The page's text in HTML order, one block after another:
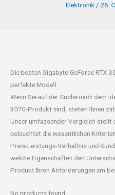
Elektronik / 26.
Die besten Gigabyte GeForce RTX
perfekte Modell
Wenn Sie auf der Suche nach dem
3070-Produkt sind, stehen Ihnen
Unser umfassender Vergleich stellt
beleuchtet die wesentlichen
Preis-Leistungs-Verhältnis und
welche Eigenschaften den
Produkt Ihren Anforderungen am
No products found.